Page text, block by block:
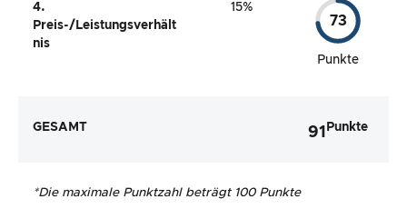
4.
Preis-/Leistungsverhält
nis
15%
73
Punkte
GESAMT 91 Punkte
*Die maximale Punktzahl beträgt 100 Punkte